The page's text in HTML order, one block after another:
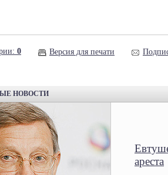
0 Версия для печати
НОВОСТИ
ареста